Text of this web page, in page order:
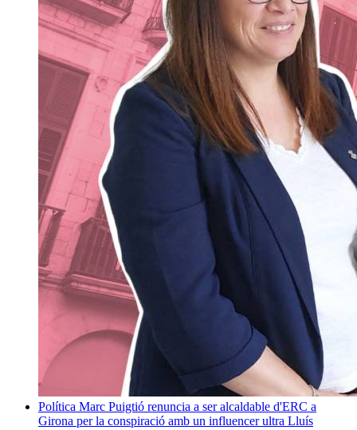
Política Marc Puigtió renuncia a ser alcaldable d'ERC a
Girona per la conspiració amb un influencer ultra Lluís